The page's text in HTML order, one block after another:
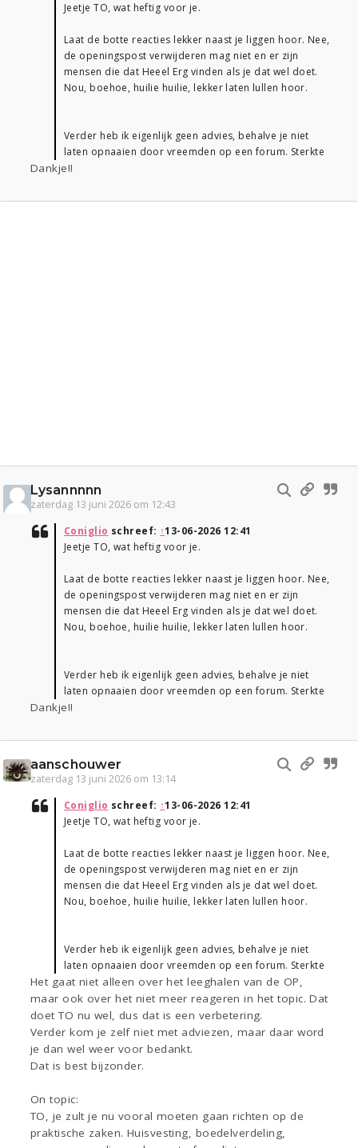
Jeetje TO, wat heftig voor je.
Laat de botte reacties lekker naast je liggen hoor. Nee,
de openingspost verwijderen mag niet en er zijn
mensen die dat Heeel Erg vinden als je dat wel doet.
Nou, boehoe, huilie huilie, lekker laten lullen hoor.
Verder heb ik eigenlijk geen advies, behalve je niet
laten opnaaien door vreemden op een forum. Sterkte
Dankje!!
Lysannnnn
zaterdag 13 juni 2026 om 12:43
Coniglio schreef: ↑13-06-2026 12:41
Jeetje TO, wat heftig voor je.
Laat de botte reacties lekker naast je liggen hoor. Nee,
de openingspost verwijderen mag niet en er zijn
mensen die dat Heeel Erg vinden als je dat wel doet.
Nou, boehoe, huilie huilie, lekker laten lullen hoor.
Verder heb ik eigenlijk geen advies, behalve je niet
laten opnaaien door vreemden op een forum. Sterkte
Dankje!!
aanschouwer
zaterdag 13 juni 2026 om 13:14
Coniglio schreef: ↑13-06-2026 12:41
Jeetje TO, wat heftig voor je.
Laat de botte reacties lekker naast je liggen hoor. Nee,
de openingspost verwijderen mag niet en er zijn
mensen die dat Heeel Erg vinden als je dat wel doet.
Nou, boehoe, huilie huilie, lekker laten lullen hoor.
Verder heb ik eigenlijk geen advies, behalve je niet
laten opnaaien door vreemden op een forum. Sterkte
Het gaat niet alleen over het leeghalen van de OP,
maar ook over het niet meer reageren in het topic. Dat
doet TO nu wel, dus dat is een verbetering.
Verder kom je zelf niet met adviezen, maar daar word
je dan wel weer voor bedankt.
Dat is best bijzonder.
On topic:
TO, je zult je nu vooral moeten gaan richten op de
praktische zaken. Huisvesting, boedelverdeling,